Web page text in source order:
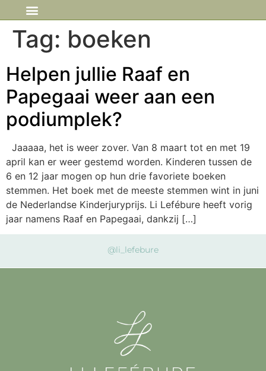
Tag: boeken
Helpen jullie Raaf en
Papegaai weer aan een
podiumplek?
Jaaaaa, het is weer zover. Van 8 maart tot en met 19
april kan er weer gestemd worden. Kinderen tussen de
6 en 12 jaar mogen op hun drie favoriete boeken
stemmen. Het boek met de meeste stemmen wint in juni
de Nederlandse Kinderjuryprijs. Li Lefébure heeft vorig
jaar namens Raaf en Papegaai, dankzij […]
@li_lefebure